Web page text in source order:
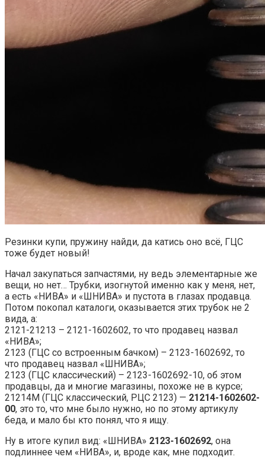
Резинки купи, пружину найди, да катись оно всё, ГЦС
тоже будет новый!
Начал закупаться запчастями, ну ведь элементарные же
вещи, но нет… Трубки, изогнутой именно как у меня, нет,
а есть «НИВА» и «ШНИВА» и пустота в глазах продавца.
Потом покопал каталоги, оказывается этих трубок не 2
вида, а:
2121-21213 – 2121-1602602, то что продавец назвал
«НИВА»;
2123 (ГЦС со встроенным бачком) – 2123-1602692, то
что продавец назвал «ШНИВА»;
2123 (ГЦС классический) – 2123-1602692-10, об этом
продавцы, да и многие магазины, похоже не в курсе;
21214М (ГЦС классический, РЦС 2123) — 21214-1602602-
00, это то, что мне было нужно, но по этому артикулу
беда, и мало бы кто понял, что я ищу.
Ну в итоге купил вид: «ШНИВА» 2123-1602692, она
подлиннее чем «НИВА», и, вроде как, мне подходит.